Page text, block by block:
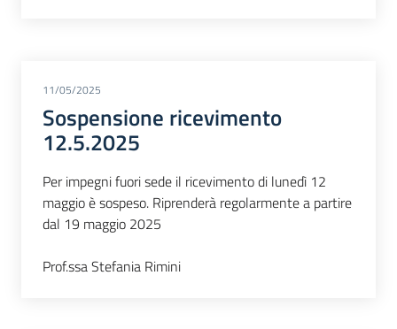
11/05/2025
Sospensione ricevimento
12.5.2025
Per impegni fuori sede il ricevimento di lunedì 12
maggio è sospeso. Riprenderà regolarmente a partire
dal 19 maggio 2025
Prof.ssa Stefania Rimini